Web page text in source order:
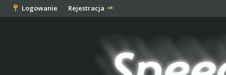
Logowanie Rejestracja